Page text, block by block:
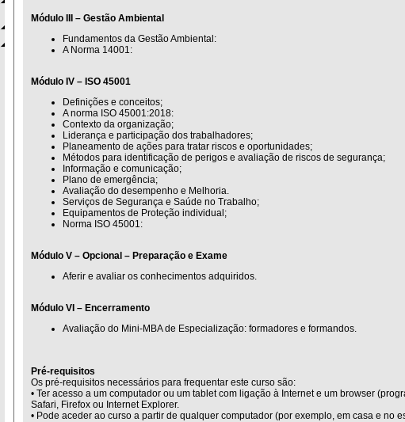
Módulo III – Gestão Ambiental
Fundamentos da Gestão Ambiental:
A Norma 14001:
Módulo IV – ISO 45001
Definições e conceitos;
A norma ISO 45001:2018:
Contexto da organização;
Liderança e participação dos trabalhadores;
Planeamento de ações para tratar riscos e oportunidades;
Métodos para identificação de perigos e avaliação de riscos de segurança;
Informação e comunicação;
Plano de emergência;
Avaliação do desempenho e Melhoria.
Serviços de Segurança e Saúde no Trabalho;
Equipamentos de Proteção individual;
Norma ISO 45001:
Módulo V – Opcional – Preparação e Exame
Aferir e avaliar os conhecimentos adquiridos.
Módulo VI – Encerramento
Avaliação do Mini-MBA de Especialização: formadores e formandos.
Pré-requisitos
Os pré-requisitos necessários para frequentar este curso são:
• Ter acesso a um computador ou um tablet com ligação à Internet e um browser
Safari, Firefox ou Internet Explorer.
• Pode aceder ao curso a partir de qualquer computador (por exemplo, em casa e no